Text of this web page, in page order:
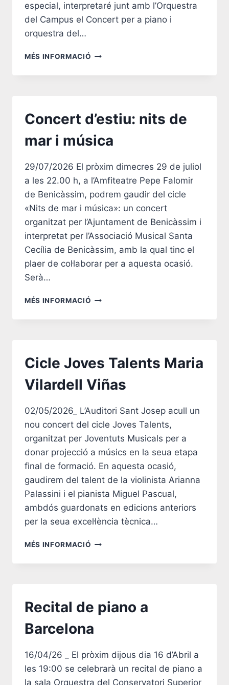
especial, interpretaré junt amb l’Orquestra
del Campus el Concert per a piano i
orquestra del…
MÉS INFORMACIÓ FESTIVAL
DE
Concert d’estiu: nits de
mar i música
29/07/2026 El pròxim dimecres 29 de juliol
a les 22.00 h, a l’Amfiteatre Pepe Falomir
de Benicàssim, podrem gaudir del cicle
«Nits de mar i música»: un concert
organitzat per l’Ajuntament de Benicàssim i
interpretat per l’Associació Musical Santa
Cecília de Benicàssim, amb la qual tinc el
plaer de col·laborar per a aquesta ocasió.
Serà…
MÉS INFORMACIÓ CONCERT
NITS
MÚSICA
Cicle Joves Talents Maria
Vilardell Viñas
02/05/2026_ L’Auditori Sant Josep acull un
nou concert del cicle Joves Talents,
organitzat per Joventuts Musicals per a
donar projecció a músics en la seua etapa
final de formació. En aquesta ocasió,
gaudirem del talent de la violinista Arianna
Palassini i el pianista Miguel Pascual,
ambdós guardonats en edicions anteriors
per la seua excel·lència tècnica…
MÉS INFORMACIÓ CICLE
TALENTS
Recital de piano a
Barcelona
16/04/26 _ El pròxim dijous dia 16 d’Abril a
les 19:00 se celebrarà un recital de piano a
la sala Orquestra del Conservatori Superior